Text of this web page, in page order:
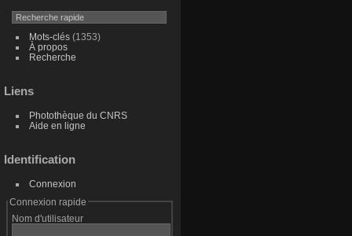
Mots-clés(1353)
À propos
Recherche
Liens
Photothèque du CNRS
Aide en ligne
Identification
Connexion
Connexion rapide
Nom d'utilisateur